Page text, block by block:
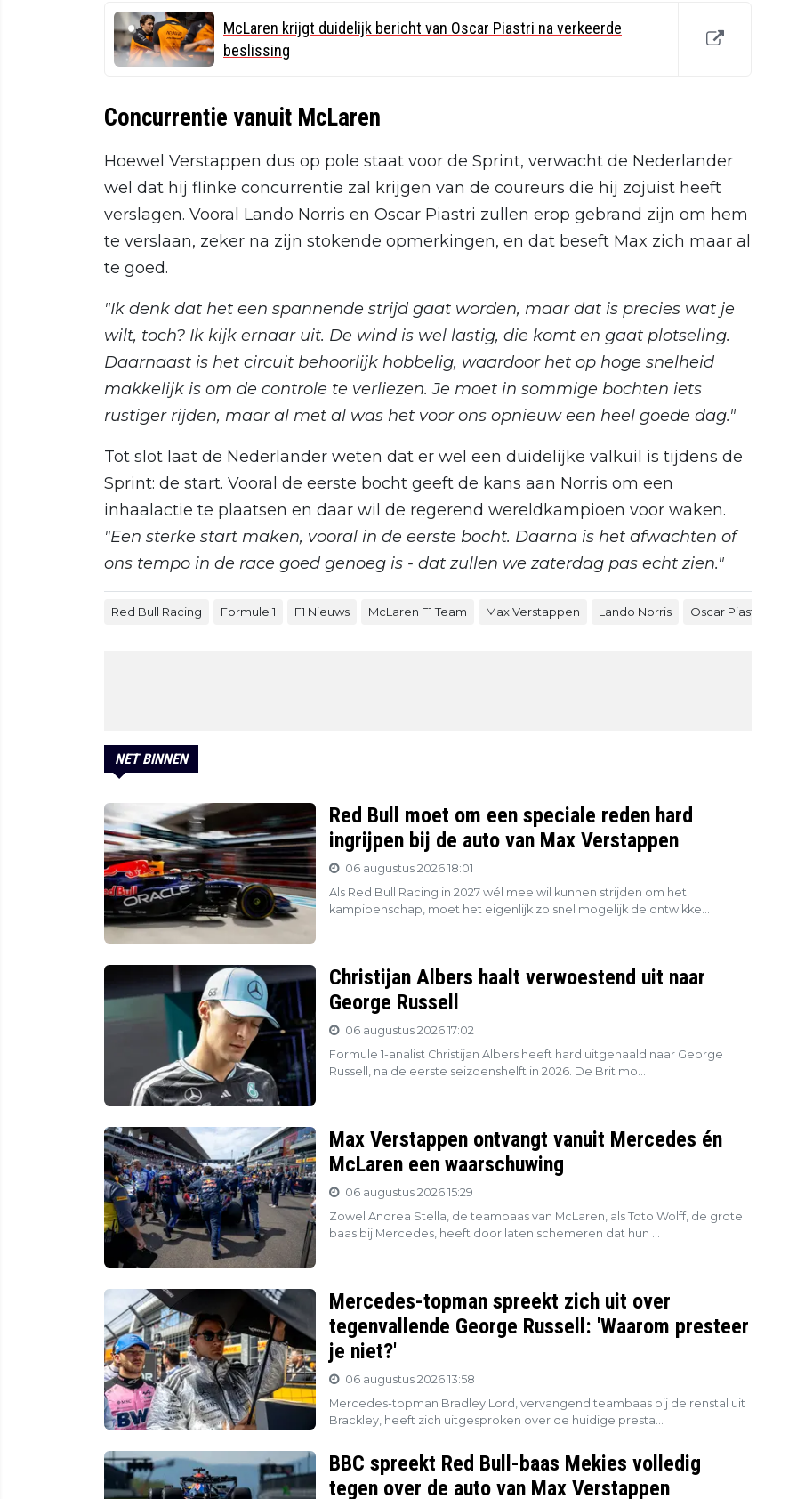
McLaren krijgt duidelijk bericht van Oscar Piastri na verkeerde
beslissing
Concurrentie vanuit McLaren
Hoewel Verstappen dus op pole staat voor de Sprint, verwacht de Nederlander
wel dat hij flinke concurrentie zal krijgen van de coureurs die hij zojuist heeft
verslagen. Vooral Lando Norris en Oscar Piastri zullen erop gebrand zijn om hem
te verslaan, zeker na zijn stokende opmerkingen, en dat beseft Max zich maar al
te goed.
"Ik denk dat het een spannende strijd gaat worden, maar dat is precies wat je
wilt, toch? Ik kijk ernaar uit. De wind is wel lastig, die komt en gaat plotseling.
Daarnaast is het circuit behoorlijk hobbelig, waardoor het op hoge snelheid
makkelijk is om de controle te verliezen. Je moet in sommige bochten iets
rustiger rijden, maar al met al was het voor ons opnieuw een heel goede dag."
Tot slot laat de Nederlander weten dat er wel een duidelijke valkuil is tijdens de
Sprint: de start. Vooral de eerste bocht geeft de kans aan Norris om een
inhaalactie te plaatsen en daar wil de regerend wereldkampioen voor waken.
"Een sterke start maken, vooral in de eerste bocht. Daarna is het afwachten of
ons tempo in de race goed genoeg is - dat zullen we zaterdag pas echt zien."
Red Bull Racing Formule 1 F1 Nieuws McLaren F1 Team Max Verstappen Lando Norris Oscar Piastri
NET BINNEN
Red Bull moet om een speciale reden hard
ingrijpen bij de auto van Max Verstappen
06 augustus 2026 18:01
Als Red Bull Racing in 2027 wél mee wil kunnen strijden om het
kampioenschap, moet het eigenlijk zo snel mogelijk de ontwikke...
Christijan Albers haalt verwoestend uit naar
George Russell
06 augustus 2026 17:02
Formule 1-analist Christijan Albers heeft hard uitgehaald naar George
Russell, na de eerste seizoenshelft in 2026. De Brit mo...
Max Verstappen ontvangt vanuit Mercedes én
McLaren een waarschuwing
06 augustus 2026 15:29
Zowel Andrea Stella, de teambaas van McLaren, als Toto Wolff, de grote
baas bij Mercedes, heeft door laten schemeren dat hun ...
Mercedes-topman spreekt zich uit over
tegenvallende George Russell: 'Waarom presteer
je niet?'
06 augustus 2026 13:58
Mercedes-topman Bradley Lord, vervangend teambaas bij de renstal uit
Brackley, heeft zich uitgesproken over de huidige presta...
BBC spreekt Red Bull-baas Mekies volledig
tegen over de auto van Max Verstappen